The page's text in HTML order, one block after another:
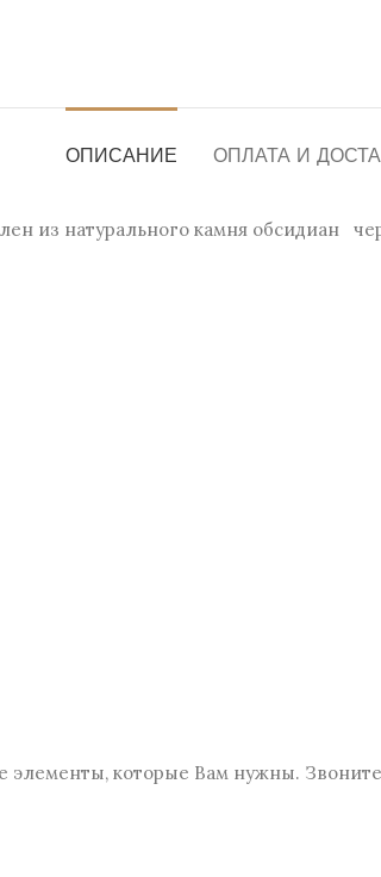
ОПИСАНИЕ ОПЛАТА И
из натурального камня обсидиан
элементы, которые Вам нужны.